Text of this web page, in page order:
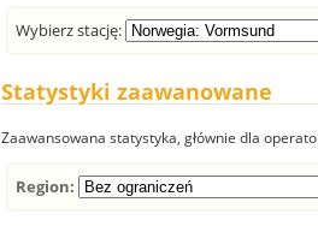
Wybierz stację:
Statystyki zaawanowane
Zaawansowana statystyka, głównie dla
Region: